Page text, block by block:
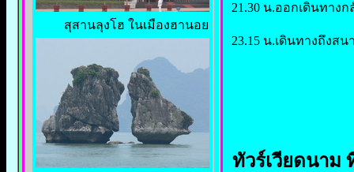
สุสานลุงโฮ ในเมืองฮานอย
21.30 น.ออกเดินทางก
23.15 น.เดินทางถึงส
ทัวร์เวียดนาม